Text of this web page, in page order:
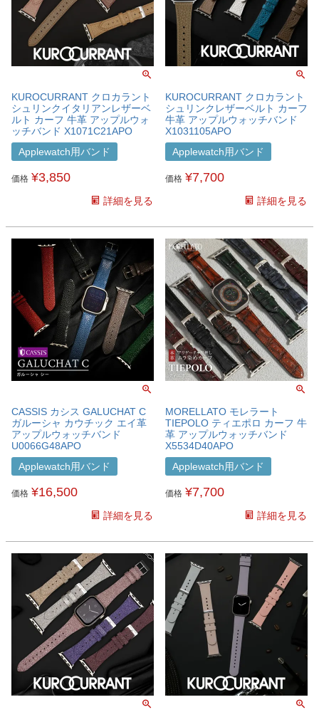
KUROCURRANT クロカラント
シュリンクイタリアンレザーベ
ルト カーフ 牛革 アップルウォ
ッチバンド X1071C21APO
Applewatch用バンド
価格 ¥3,850
詳細を見る
KUROCURRANT クロカラント
シュリンクレザーベルト カーフ
牛革 アップルウォッチバンド
X1031105APO
Applewatch用バンド
価格 ¥7,700
詳細を見る
CASSIS カシス GALUCHAT C
ガルーシャ カウチック エイ革
アップルウォッチバンド
U0066G48APO
Applewatch用バンド
価格 ¥16,500
詳細を見る
MORELLATO モレラート
TIEPOLO ティエポロ カーフ 牛
革 アップルウォッチバンド
X5534D40APO
Applewatch用バンド
価格 ¥7,700
詳細を見る